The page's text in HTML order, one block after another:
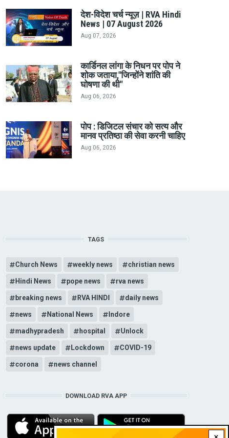
देश-विदेश चर्च न्यूज़ | RVA Hindi
News | 07 August 2026
Aug 07, 2026
कार्डिनल लांगा के निधन पर पोप ने
शोक जताया,"जिन्होंने शांति की
घोषणा की थी"
Aug 06, 2026
पोप : डिजिटल संचार को सत्य और
मानव प्रतिष्ठा की सेवा करनी चाहिए
Aug 06, 2026
TAGS
Church News weekly news christian news
Hindi News pope news rva news
breaking news RVA HINDI daily news
news National News Indore
madhypradesh hospital Unlock
news update Lockdown COVID-19
corona news channel
DOWNLOAD RVA APP